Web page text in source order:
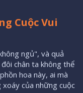
Cuộc Vui
ngủ", và quả
chân ta không thể
hoa này, ai mà
xoáy của những cuộc